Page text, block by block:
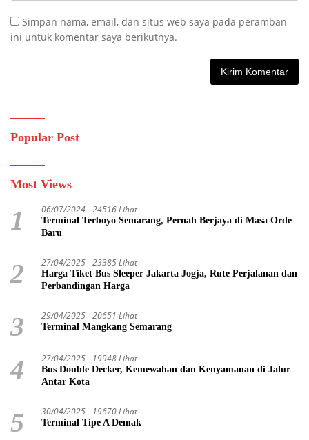
Simpan nama, email, dan situs web saya pada peramban
ini untuk komentar saya berikutnya.
Popular Post
Most Views
1 06/07/2024 24516 Lihat
Terminal Terboyo Semarang, Pernah Berjaya di Masa Orde
Baru
2 27/04/2025 23385 Lihat
Harga Tiket Bus Sleeper Jakarta Jogja, Rute Perjalanan dan
Perbandingan Harga
3 29/04/2025 20651 Lihat
Terminal Mangkang Semarang
4 27/04/2025 19948 Lihat
Bus Double Decker, Kemewahan dan Kenyamanan di Jalur
Antar Kota
5 30/04/2025 19670 Lihat
Terminal Tipe A Demak